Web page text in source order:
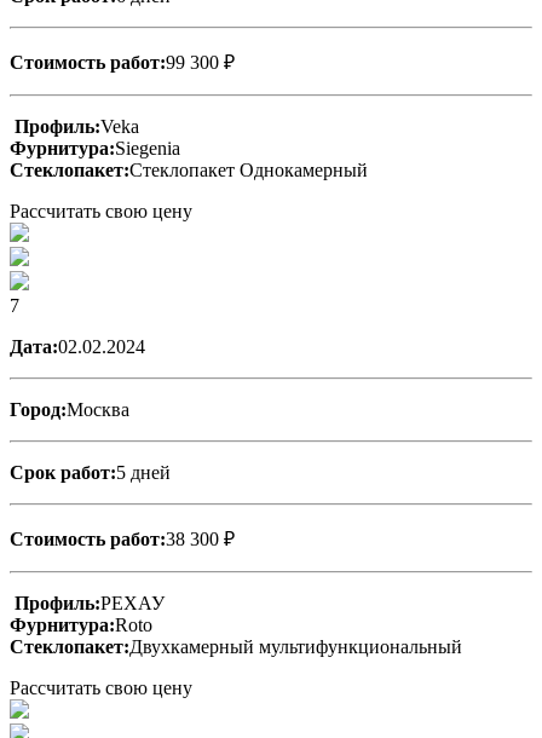
Стоимость работ:99 300 ₽
Профиль:Veka
Фурнитура:Siegenia
Стеклопакет:Стеклопакет Однокамерный
Рассчитать свою цену
7
Дата:02.02.2024
Город:Москва
Срок работ:5 дней
Стоимость работ:38 300 ₽
Профиль:РЕХАУ
Фурнитура:Roto
Стеклопакет:Двухкамерный мультифункциональный
Рассчитать свою цену